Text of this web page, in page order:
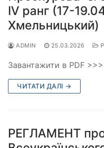
IV ранг (17-
Хмельницький)
ADMIN 25.03.2026
Завантажити в PDF >>>
ЧИТАТИ ДАЛІ →
РЕГЛАМЕНТ